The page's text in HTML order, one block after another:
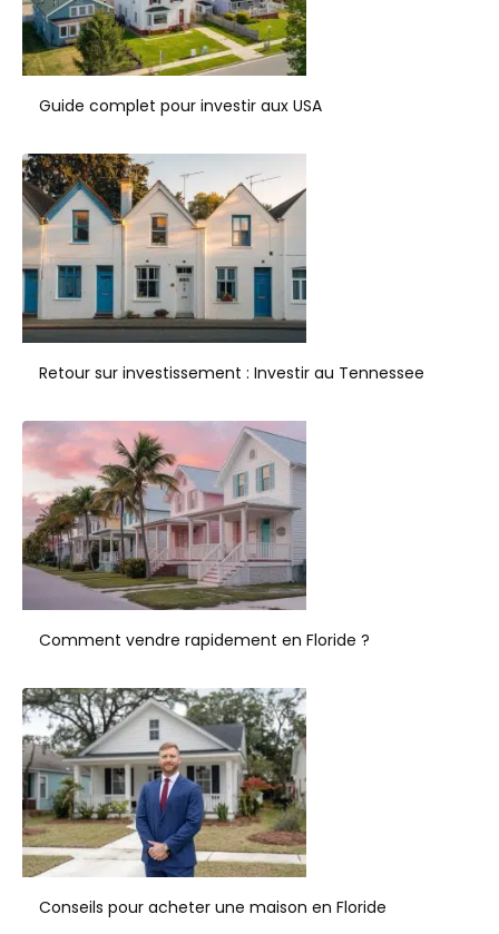
Guide complet pour investir aux USA
Retour sur investissement : Investir au Tennessee
Comment vendre rapidement en Floride ?
Conseils pour acheter une maison en Floride